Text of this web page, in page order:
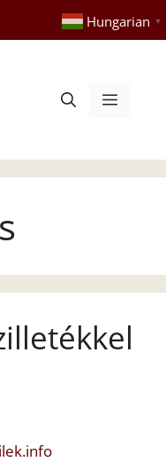
Hungarian ▼
Menü